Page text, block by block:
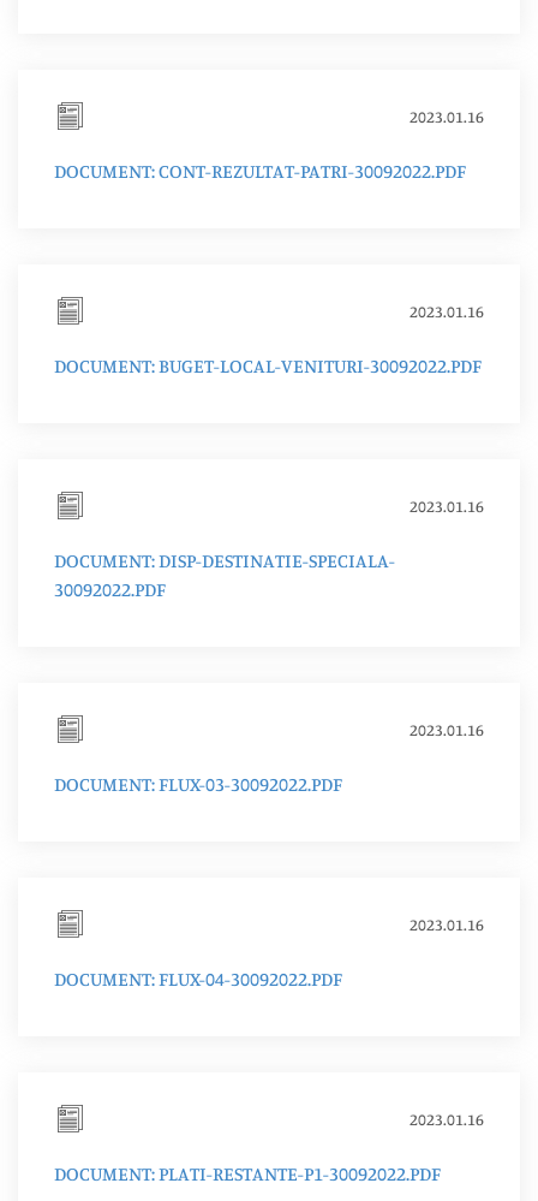
2023.01.16
DOCUMENT: CONT-REZULTAT-PATRI-30092022.PDF
2023.01.16
DOCUMENT: BUGET-LOCAL-VENITURI-30092022.PDF
2023.01.16
DOCUMENT: DISP-DESTINATIE-SPECIALA-
30092022.PDF
2023.01.16
DOCUMENT: FLUX-03-30092022.PDF
2023.01.16
DOCUMENT: FLUX-04-30092022.PDF
2023.01.16
DOCUMENT: PLATI-RESTANTE-P1-30092022.PDF